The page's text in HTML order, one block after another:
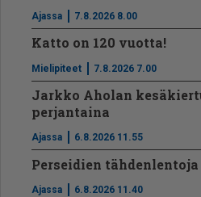
Ajassa 7.8.2026 8.00
Katto on 120 vuotta!
Mielipiteet 7.8.2026 7.00
Jarkko Aholan
perjantaina
Ajassa 6.8.2026 11.55
Perseidien
Ajassa 6.8.2026 11.40